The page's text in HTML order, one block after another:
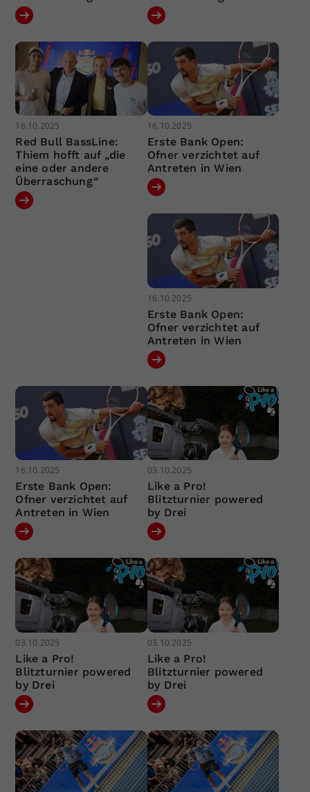
16.10.2025
Red Bull BassLine:
Thiem hofft auf „die
eine oder andere
Überraschung“
16.10.2025
Erste Bank Open:
Ofner verzichtet auf
Antreten in Wien
16.10.2025
Erste Bank Open:
Ofner verzichtet auf
Antreten in Wien
16.10.2025
Erste Bank Open:
Ofner verzichtet auf
Antreten in Wien
03.10.2025
Like a Pro!
Blitzturnier powered
by Drei
03.10.2025
Like a Pro!
Blitzturnier powered
by Drei
03.10.2025
Like a Pro!
Blitzturnier powered
by Drei